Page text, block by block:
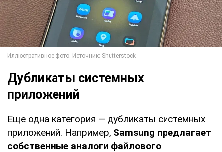
Дубликаты системных
приложений
Еще одна категория — дубликаты системных
приложений. Например, Samsung предлагает
собственные аналоги файлового